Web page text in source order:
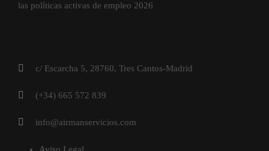
las políticas activas de empleo 2026
c/ Escarcha 5, 28760, Tres Cantos-Madrid
(+34) 665 572 839
info@airmanservicios.com